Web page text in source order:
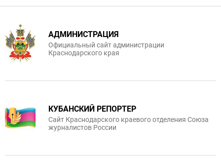
АДМИНИСТРАЦИЯ
Официальный сайт администрации
Краснодарского края
КУБАНСКИЙ РЕПОРТЕР
Сайт Краснодарского краевого отделения Союза
журналистов России